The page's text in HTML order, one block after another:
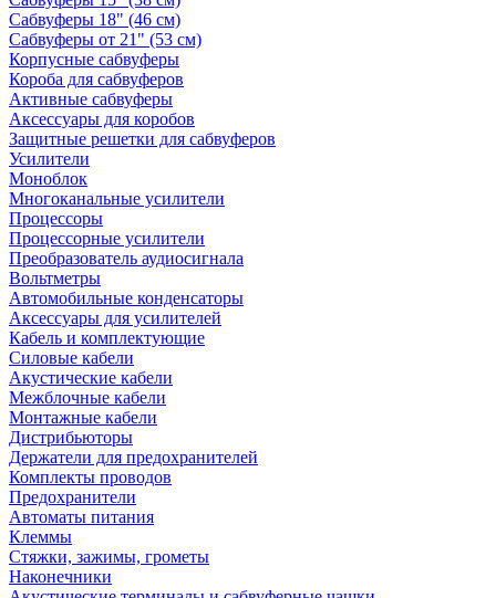
Сабвуферы 18" (46 см)
Сабвуферы от 21" (53 см)
Корпусные сабвуферы
Короба для сабвуферов
Активные сабвуферы
Аксессуары для коробов
Защитные решетки для сабвуферов
Усилители
Моноблок
Многоканальные усилители
Процессоры
Процессорные усилители
Преобразователь аудиосигнала
Вольтметры
Автомобильные конденсаторы
Аксессуары для усилителей
Кабель и комплектующие
Силовые кабели
Акустические кабели
Межблочные кабели
Монтажные кабели
Дистрибьюторы
Держатели для предохранителей
Комплекты проводов
Предохранители
Автоматы питания
Клеммы
Стяжки, зажимы, грометы
Наконечники